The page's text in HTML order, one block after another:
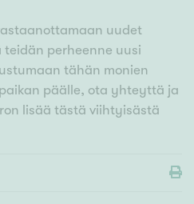
uudet
perheenne uusi
tähän monien
päälle, ota yhteyttä ja
lisää tästä viihtyisästä